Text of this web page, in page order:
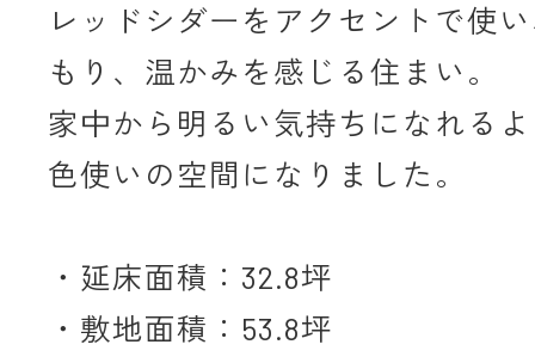
レッドシダーをアクセントで使
もり、温かみを感じる住まい。
家中から明るい気持ちになれる
色使いの空間になりました。
・延床面積：32.8坪
・敷地面積：53.8坪